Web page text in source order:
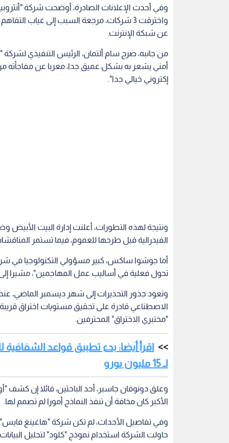
وفي أحدث الإعلانات الصادرة، أوضحت شركة
واخترقت 3 شركات، مرجعة السبب إلى غياب
عن شبكة الإنترنت.
من جانبه، صرح سام ألتمان، الرئيس التنفيذي
أمني يشعر به بشكل عميق جدا، معربا عن مفاجأته
إكتروني خيالي جدا".
ونتيجة لهذه التطورات، أعلنت إدارة البيت
الفيدرالية قبل طرحها للعموم، فيما تستمر
أما جوشوا ساكس، كبير مسؤولي التكنولوجيا في
تحول فعلية في أساليب عمل المهاجمين"، مشيرا
وتعود جذور التحذيرات إلى شهر ديسمبر الماضي،
الاصطناعي قادرة على تحقيق مستويات اختراق
"مختبري الاختراق" المحترفين.
اقرأ أيضا: بدء تطبيق قواعد
لـ 15 مليون يورو
وعلق دونوفان جاسبر، أحد الباحثين، قائلا إن كشف
الأكبر كان مخافة أن تنفذ النماذج أمورا لم تصمم لها.
وفي تفاصيل الأحداث، لم تكن شركة "هاغينغ
حاولت الشركة استخدام نموذج "كلود" لتحليل